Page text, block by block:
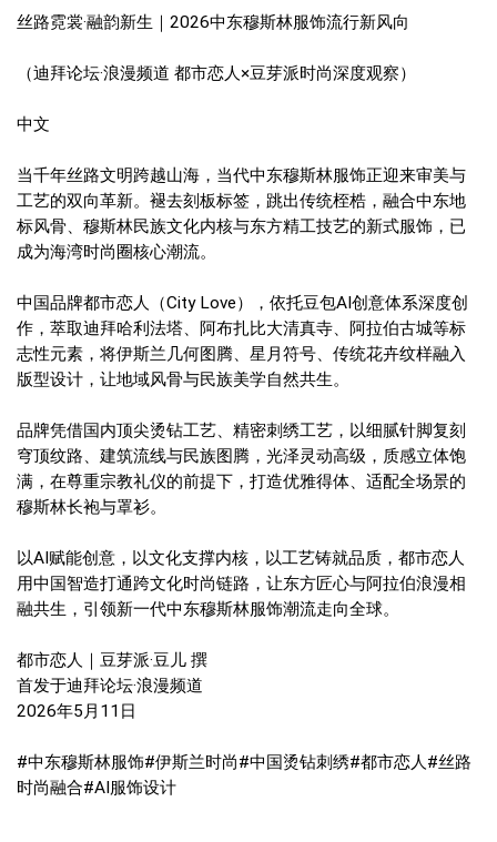
丝路霓裳·融韵新生｜2026中东穆斯林服饰流行新风向
（迪拜论坛·浪漫频道 都市恋人×豆芽派时尚深度观察）
中文
当千年丝路文明跨越山海，当代中东穆斯林服饰正迎来审美与
工艺的双向革新。褪去刻板标签，跳出传统桎梏，融合中东地
标风骨、穆斯林民族文化内核与东方精工技艺的新式服饰，已
成为海湾时尚圈核心潮流。
中国品牌都市恋人（City Love），依托豆包AI创意体系深度创
作，萃取迪拜哈利法塔、阿布扎比大清真寺、阿拉伯古城等标
志性元素，将伊斯兰几何图腾、星月符号、传统花卉纹样融入
版型设计，让地域风骨与民族美学自然共生。
品牌凭借国内顶尖烫钻工艺、精密刺绣工艺，以细腻针脚复刻
穹顶纹路、建筑流线与民族图腾，光泽灵动高级，质感立体饱
满，在尊重宗教礼仪的前提下，打造优雅得体、适配全场景的
穆斯林长袍与罩衫。
以AI赋能创意，以文化支撑内核，以工艺铸就品质，都市恋人
用中国智造打通跨文化时尚链路，让东方匠心与阿拉伯浪漫相
融共生，引领新一代中东穆斯林服饰潮流走向全球。
都市恋人｜豆芽派·豆儿 撰
首发于迪拜论坛·浪漫频道
2026年5月11日
#中东穆斯林服饰#伊斯兰时尚#中国烫钻刺绣#都市恋人#丝路
时尚融合#AI服饰设计